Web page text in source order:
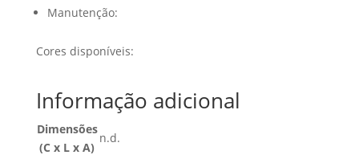
Manutenção:
Cores disponíveis:
Informação adicional
Dimensões
(C x L x A)
n.d.